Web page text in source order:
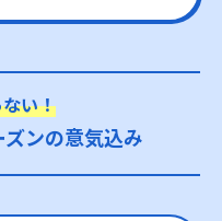
い！
ンの意気込み